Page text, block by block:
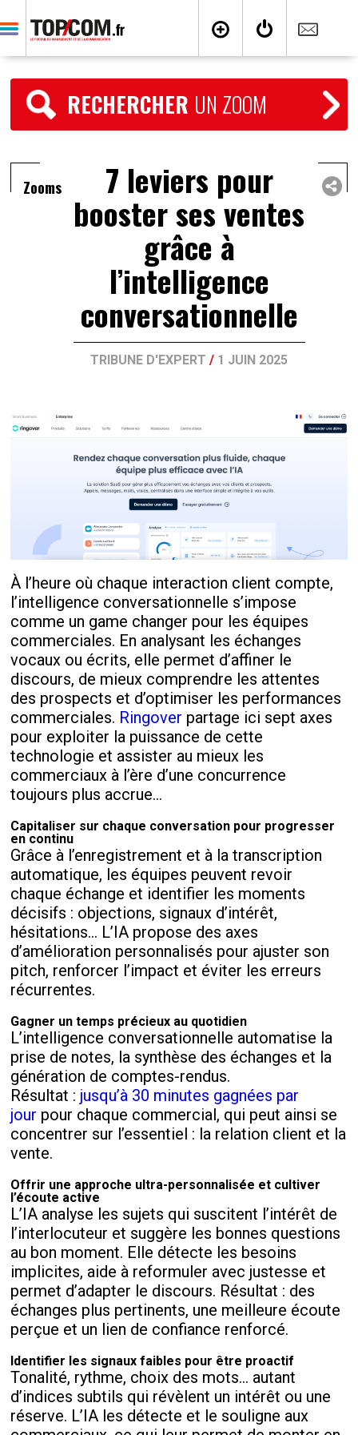
RECHERCHER UN ZOOM
Zooms 7 leviers pour
booster ses ventes
grâce à
l’intelligence
conversationnelle
TRIBUNE D'EXPERT / 1 JUIN 2025
À l’heure où chaque interaction client compte,
l’intelligence conversationnelle s’impose
comme un game changer pour les équipes
commerciales. En analysant les échanges
vocaux ou écrits, elle permet d’affiner le
discours, de mieux comprendre les attentes
des prospects et d’optimiser les performances
commerciales. Ringover partage ici sept axes
pour exploiter la puissance de cette
technologie et assister au mieux les
commerciaux à l’ère d’une concurrence
toujours plus accrue...
Capitaliser sur chaque conversation pour progresser
en continu
Grâce à l’enregistrement et à la transcription
automatique, les équipes peuvent revoir
chaque échange et identifier les moments
décisifs : objections, signaux d’intérêt,
hésitations… L’IA propose des axes
d’amélioration personnalisés pour ajuster son
pitch, renforcer l’impact et éviter les erreurs
récurrentes.
Gagner un temps précieux au quotidien
L’intelligence conversationnelle automatise la
prise de notes, la synthèse des échanges et la
génération de comptes-rendus.
Résultat : jusqu’à 30 minutes gagnées par
jour pour chaque commercial, qui peut ainsi se
concentrer sur l’essentiel : la relation client et la
vente.
Offrir une approche ultra-personnalisée et cultiver
l’écoute active
L’IA analyse les sujets qui suscitent l’intérêt de
l’interlocuteur et suggère les bonnes questions
au bon moment. Elle détecte les besoins
implicites, aide à reformuler avec justesse et
permet d’adapter le discours. Résultat : des
échanges plus pertinents, une meilleure écoute
perçue et un lien de confiance renforcé.
Identifier les signaux faibles pour être proactif
Tonalité, rythme, choix des mots… autant
d’indices subtils qui révèlent un intérêt ou une
réserve. L’IA les détecte et le souligne aux